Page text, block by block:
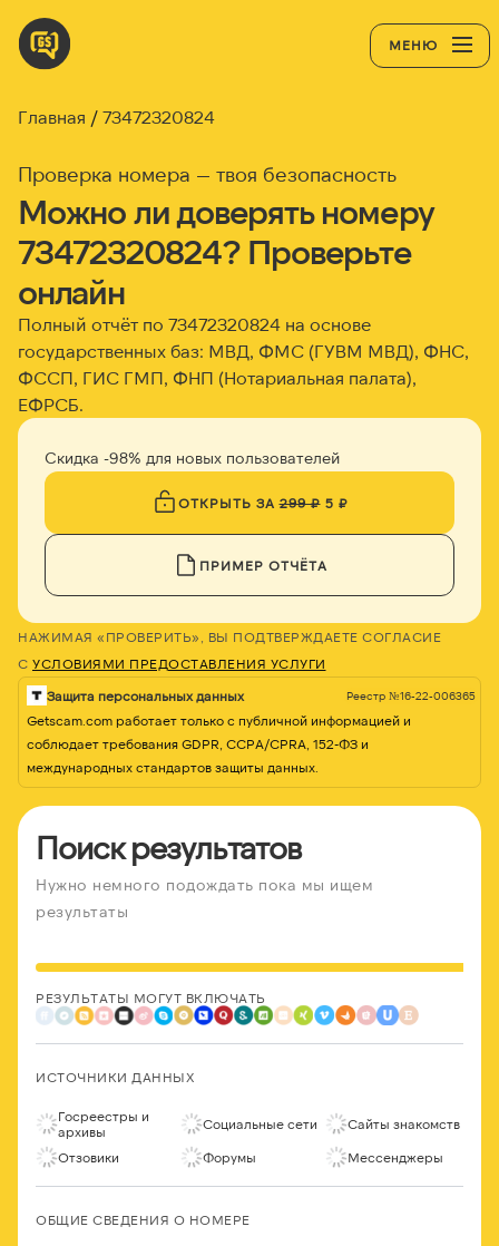
МЕНЮ
Главная 73472320824
Проверка номера — твоя безопасность
Можно ли доверять номеру
73472320824? Проверьте
онлайн
Полный отчёт по 73472320824 на основе
государственных баз: МВД, ФМС (ГУВМ МВД), ФНС,
ФССП, ГИС ГМП, ФНП (Нотариальная палата),
ЕФРСБ.
Скидка -98% для новых пользователей
ОТКРЫТЬ ЗА299 ₽5 ₽
ПРИМЕР ОТЧЁТА
НАЖИМАЯ «ПРОВЕРИТЬ», ВЫ ПОДТВЕРЖДАЕТЕ СОГЛАСИЕ
С УСЛОВИЯМИ ПРЕДОСТАВЛЕНИЯ УСЛУГИ
Защита персональных данных Реестр №16-22-006365
Getscam.com работает только с публичной информацией и
соблюдает требования GDPR, CCPA/CPRA, 152-ФЗ и
международных стандартов защиты данных.
Поиск результатов
Нужно немного подождать пока мы ищем
результаты
РЕЗУЛЬТАТЫ МОГУТ ВКЛЮЧАТЬ
ИСТОЧНИКИ ДАННЫХ
Госреестры и
архивы
Социальные сети Сайты знакомств
Отзовики Форумы Мессенджеры
ОБЩИЕ СВЕДЕНИЯ О НОМЕРЕ